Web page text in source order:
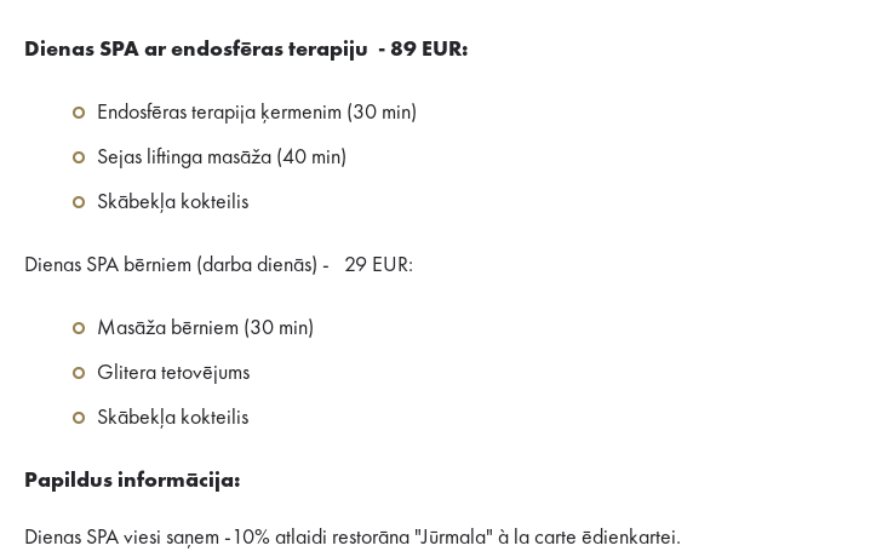
Dienas SPA ar endosfēras terapiju - 89 EUR:
Endosfēras terapija ķermenim (30 min)
Sejas liftinga masāža (40 min)
Skābekļa kokteilis
Dienas SPA bērniem (darba dienās) - 29 EUR:
Masāža bērniem (30 min)
Glitera tetovējums
Skābekļa kokteilis
Papildus informācija:
Dienas SPA viesi saņem -10% atlaidi restorāna "Jūrmala" à la carte ēdienkartei.